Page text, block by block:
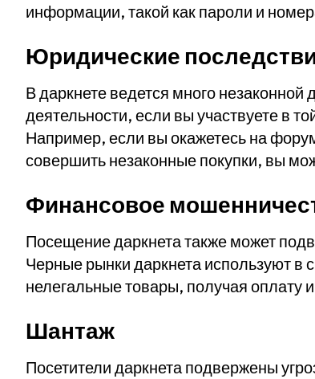
информации, такой как пароли и
Юридические
В даркнете ведется много незаконной
деятельности, если вы участвуете в
Например, если вы окажетесь на
совершить незаконные покупки, вы
Финансовое
Посещение даркнета также может
Черные рынки даркнета используют в
нелегальные товары, получая оплату
Шантаж
Посетители даркнета подвержены